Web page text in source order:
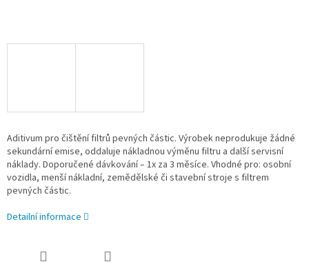
Aditivum pro čištění filtrů pevných částic. Výrobek neprodukuje žádné
sekundární emise, oddaluje nákladnou výměnu filtru a další servisní
náklady. Doporučené dávkování – 1x za 3 měsíce. Vhodné pro: osobní
vozidla, menší nákladní, zemědělské či stavební stroje s filtrem
pevných částic.
Detailní informace